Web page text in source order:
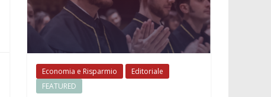
Economia e Risparmio
Editoriale
FEATURED